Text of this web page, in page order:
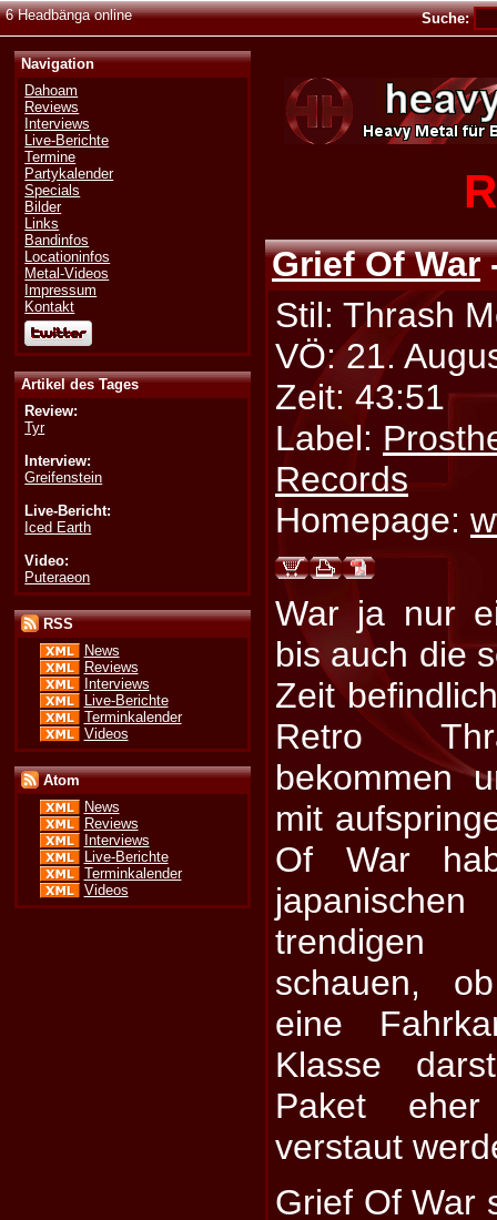
6 Headbänga online Suche:
Navigation
Dahoam
Reviews
Interviews
Live-Berichte
Termine
Partykalender
Specials
Bilder
Links
Bandinfos
Locationinfos
Metal-Videos
Impressum
Kontakt
Artikel des Tages
Review:
Tyr
Interview:
Greifenstein
Live-Bericht:
Iced Earth
Video:
Puteraeon
RSS
News
Reviews
Interviews
Live-Berichte
Terminkalender
Videos
Atom
News
Reviews
Interviews
Live-Berichte
Terminkalender
Videos
Grief Of War
Stil: Thrash
VÖ: 21.
Zeit: 43:51
Label:
Records
Homepage:
War ja nur
bis auch die
Zeit
Retro
bekommen
mit
Of War
schauen,
eine
Klasse
Paket
verstaut
Grief Of War